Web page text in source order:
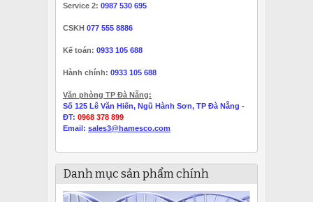
Service 2: 0987 530 695
CSKH 077 555 8886
Kế toán: 0933 105 688
Hành chính: 0933 105 688
Văn phòng TP Đà Nẵng:
Số 125 Lê Văn Hiến, Ngũ Hành Sơn, TP Đà Nẵng -
ĐT: 0968 378 899
Email: sales3@hamesco.com
Danh mục sản phẩm chính